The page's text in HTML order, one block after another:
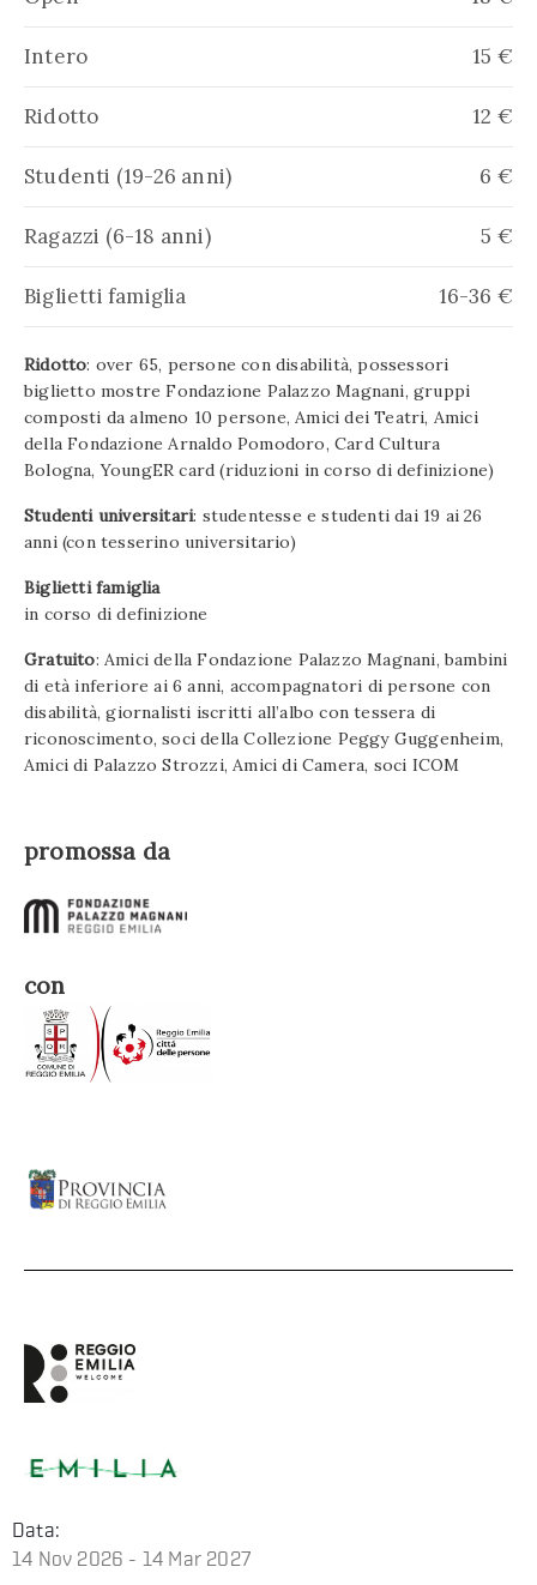
Intero 15 €
Ridotto 12 €
Studenti (19-26 anni) 6 €
Ragazzi (6-18 anni) 5 €
Biglietti famiglia 16-36 €
Ridotto: over 65, persone con disabilità, possessori
biglietto mostre Fondazione Palazzo Magnani, gruppi
composti da almeno 10 persone, Amici dei Teatri, Amici
della Fondazione Arnaldo Pomodoro, Card Cultura
Bologna, YoungER card (riduzioni in corso di definizione)
Studenti universitari: studentesse e studenti dai 19 ai 26
anni (con tesserino universitario)
Biglietti famiglia
in corso di definizione
Gratuito: Amici della Fondazione Palazzo Magnani, bambini
di età inferiore ai 6 anni, accompagnatori di persone con
disabilità, giornalisti iscritti all’albo con tessera di
riconoscimento, soci della Collezione Peggy Guggenheim,
Amici di Palazzo Strozzi, Amici di Camera, soci ICOM
promossa da
con
Data:
14 Nov 2026 - 14 Mar 2027